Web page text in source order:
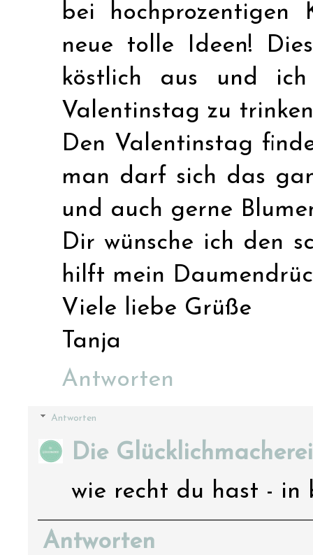
bei
neue tolle Ideen!
köstlich aus und
Valentinstag zu
Den Valentinstag
man darf sich das
und auch gerne
Dir wünsche ich den
hilft mein
Viele liebe Grüße
Tanja
Antworten
Antworten
Die Glücklichmacherei
wie recht du hast - in
Antworten